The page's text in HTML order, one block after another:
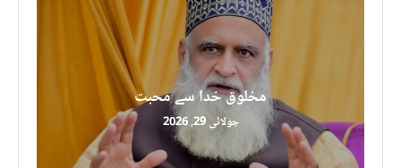
مخلوق خدا سے محبت
جولائی 29, 2026